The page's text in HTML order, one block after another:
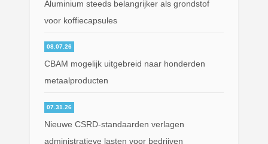
Aluminium steeds belangrijker als grondstof
voor koffiecapsules
08.07.26
CBAM mogelijk uitgebreid naar honderden
metaalproducten
07.31.26
Nieuwe CSRD-standaarden verlagen
administratieve lasten voor bedrijven